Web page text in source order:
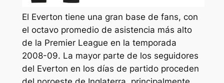
El Everton tiene una gran base de fans, con
el octavo promedio de asistencia más alto
de la Premier League en la temporada
2008-09. La mayor parte de los seguidores
del Everton en los días de partido proceden